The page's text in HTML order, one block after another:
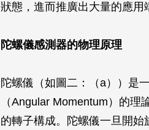
狀態，進而推廣出大量的應用
陀螺儀感測器的物理原理
陀螺儀（如圖二：（a））是
（Angular Momentum）的
的轉子構成。陀螺儀一旦開